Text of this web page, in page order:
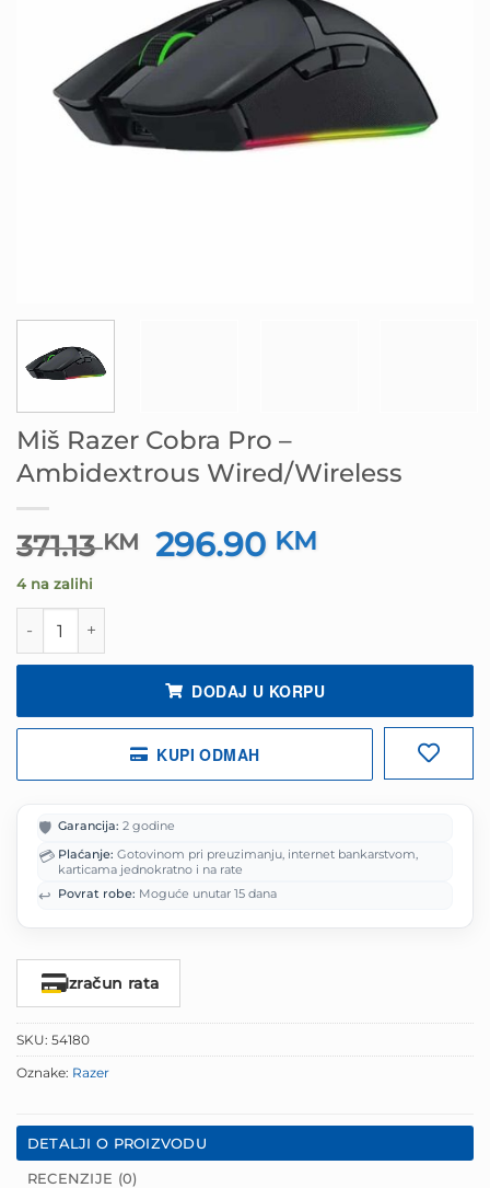
Miš Razer Cobra Pro –
Ambidextrous Wired/Wireless
371.13KM
Izvorna
cijena
296.90 KM
4 na zalihi
Miš Razer Cobra Pro - Ambidextrous Wired/Wireless
DODAJ U KORPU
KUPI ODMAH
🛡️ Garancija: 2 godine
💳 Plaćanje: Gotovinom pri preuzimanju, internet bankarstvom,
karticama jednokratno i na rate
↩️ Povrat robe: Moguće unutar 15 dana
Izračun rata
SKU: 54180
Oznake: Razer
DETALJI O PROIZVODU
RECENZIJE (0)